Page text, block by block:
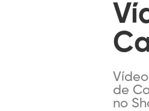
de
no